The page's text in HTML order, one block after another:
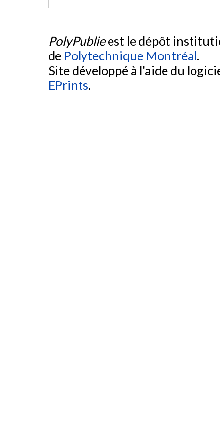
PolyPublieest le dépôt
de Polytechnique Montréal.
Site développé à l'aide du
EPrints.